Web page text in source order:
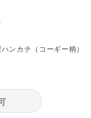
ンカチ（コーギー柄）